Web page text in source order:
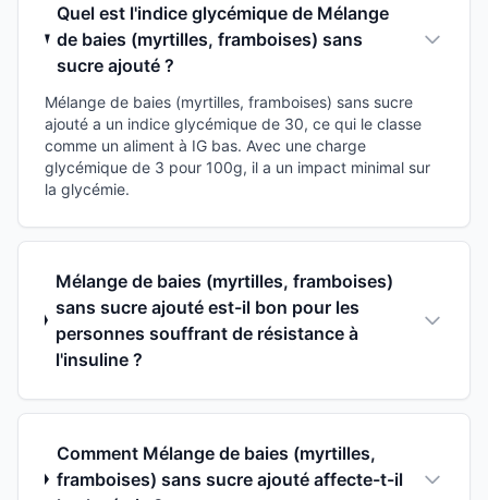
Quel est l'indice glycémique de Mélange
de baies (myrtilles, framboises) sans
sucre ajouté ?
Mélange de baies (myrtilles, framboises) sans sucre
ajouté a un indice glycémique de 30, ce qui le classe
comme un aliment à IG bas. Avec une charge
glycémique de 3 pour 100g, il a un impact minimal sur
la glycémie.
Mélange de baies (myrtilles, framboises)
sans sucre ajouté est-il bon pour les
personnes souffrant de résistance à
l'insuline ?
Comment Mélange de baies (myrtilles,
framboises) sans sucre ajouté affecte-t-il